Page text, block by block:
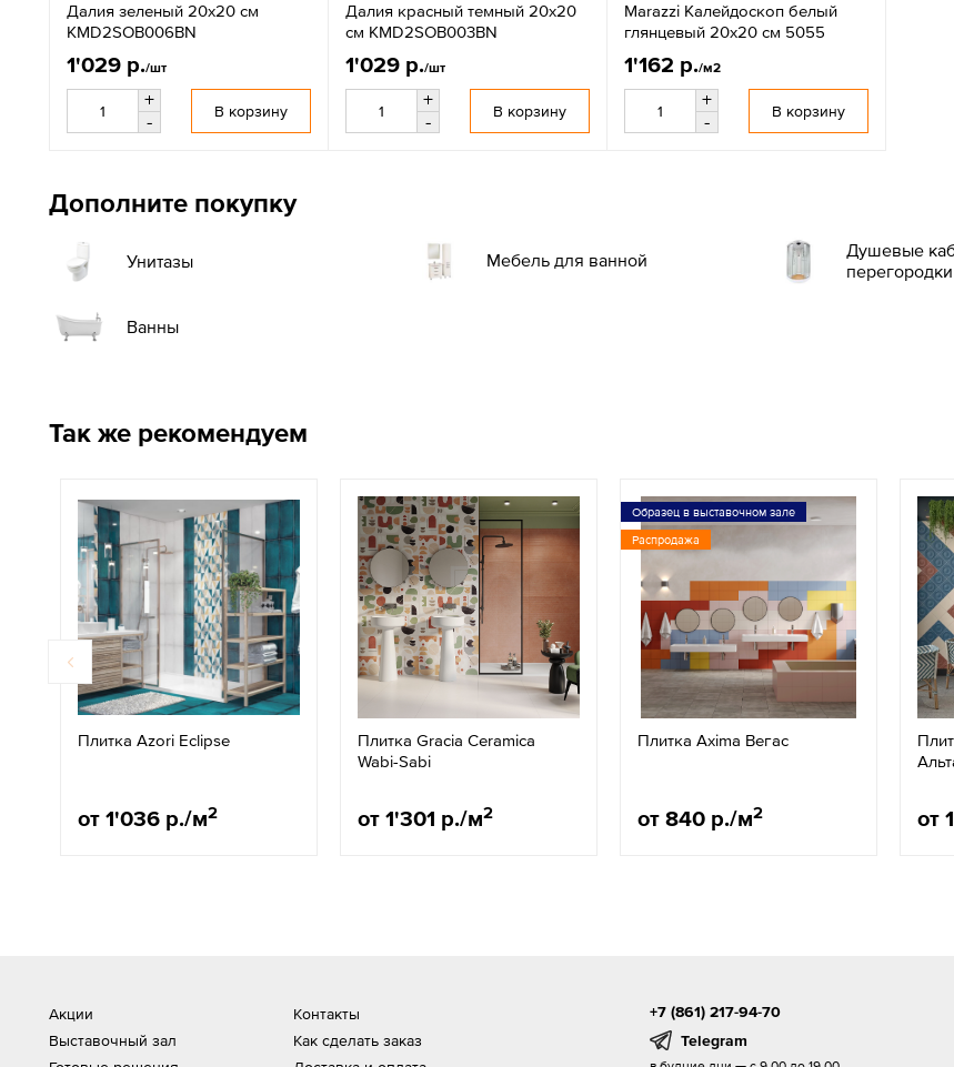
Далия зеленый 20x20 см
KMD2SOB006BN
1'029 р./шт
+
-
В корзину
Далия красный темный 20x20
см KMD2SOB003BN
1'029 р./шт
+
-
В корзину
Marazzi Калейдоскоп белый
глянцевый 20x20 см 5055
1'162 р./м2
+
-
В корзину
Дополните покупку
Унитазы Мебель для ванной
Душевые
перегородки
Ванны
Так же рекомендуем
Плитка Azori Eclipse
от 1'036 р./м2
Плитка Gracia Ceramica
Wabi-Sabi
от 1'301 р./м2
Образец в выставочном зале
Распродажа
Плитка Axima Вегас
от 840 р./м2 от
Акции
Выставочный зал
Контакты
Как сделать заказ
+7 (861) 217-94-70
Telegram